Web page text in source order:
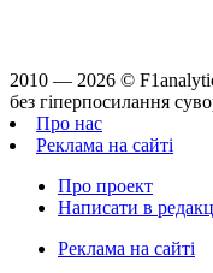
2010 — 2026 ©
без гіперпосилання
Про нас
Реклама на сайті
Про проект
Написати в
Реклама на сайті